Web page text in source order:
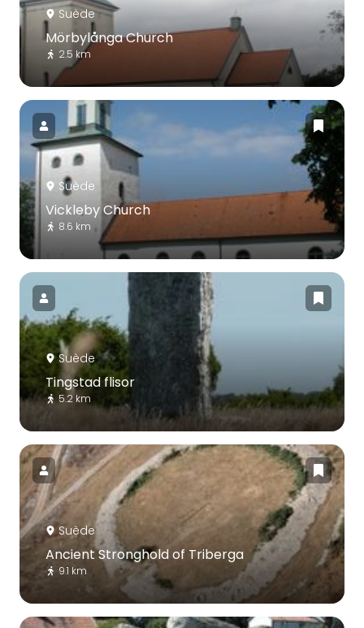
Suède
Mörbylånga Church
2.5 km
Suède
Vickleby Church
8.6 km
Suède
Tingstad flisor
5.2 km
Suède
Ancient Stronghold of Triberga
9.1 km